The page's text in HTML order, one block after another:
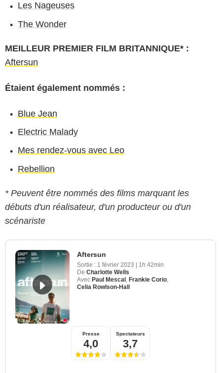
Les Nageuses
The Wonder
MEILLEUR PREMIER FILM BRITANNIQUE* :
Aftersun
Étaient également nommés :
Blue Jean
Electric Malady
Mes rendez-vous avec Leo
Rebellion
* Peuvent être nommés des films marquant les
débuts d'un réalisateur, d'un producteur ou d'un
scénariste
Aftersun
Sortie : 1 février 2023 | 1h 42min
De Charlotte Wells
Avec Paul Mescal Frankie Corio
Celia Rowlson-Hall
Presse
4,0
Spectateurs
3,7